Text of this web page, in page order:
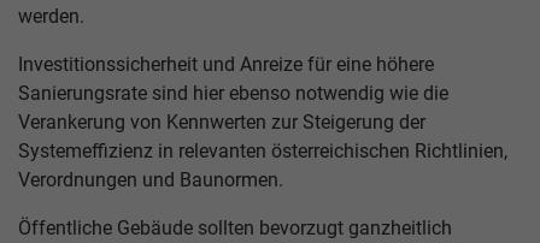
werden.
Investitionssicherheit und Anreize für eine höhere
Sanierungsrate sind hier ebenso notwendig wie die
Verankerung von Kennwerten zur Steigerung der
Systemeffizienz in relevanten österreichischen Richtlinien,
Verordnungen und Baunormen.
Öffentliche Gebäude sollten bevorzugt ganzheitlich